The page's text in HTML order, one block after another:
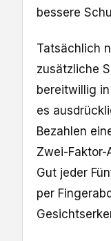
bessere
Tatsächlich
zusätzliche
bereitwillig
es
Bezahlen
Zwei-
Gut jeder
per